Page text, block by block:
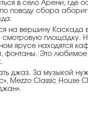
в село Арени, где
по поводу сбора
на вершину Каскада
смотровую площадку.
ярусе находятся
фонтаны. Это любимое
джаз. За музыкой
Mezzo Classic House